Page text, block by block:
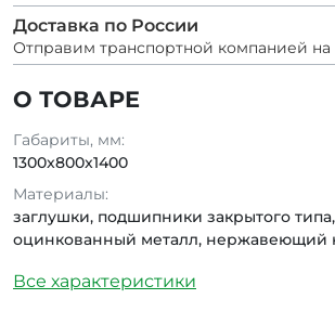
О ТОВАРЕ
Габариты, мм:
1300x800x1400
Материалы:
заглушки, подшипники закрытого
оцинкованный металл, нержавеющий
Все характеристики
Доставка по России
Отправим транспортной компанией